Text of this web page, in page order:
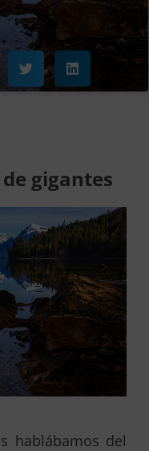
gigantes
hablábamos del